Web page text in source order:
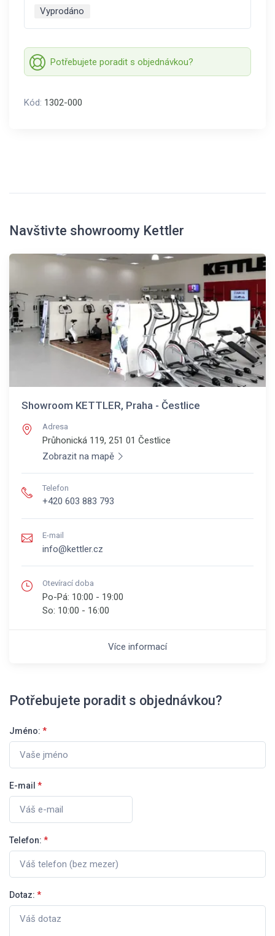
Vyprodáno
Potřebujete poradit s objednávkou?
Kód: 1302-000
Navštivte showroomy Kettler
Showroom KETTLER, Praha - Čestlice
Adresa
Průhonická 119, 251 01 Čestlice
Zobrazit na mapě
Telefon
+420 603 883 793
E-mail
info@kettler.cz
Otevírací doba
Po-Pá: 10:00 - 19:00
So: 10:00 - 16:00
Více informací
Potřebujete poradit s objednávkou?
Jméno: *
E-mail *
Telefon: *
Dotaz: *